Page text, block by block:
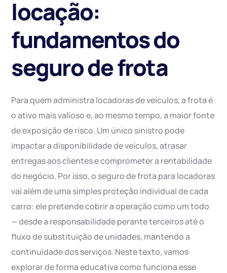
locação:
fundamentos do
seguro de frota
Para quem administra locadoras de veículos, a frota é
o ativo mais valioso e, ao mesmo tempo, a maior fonte
de exposição de risco. Um único sinistro pode
impactar a disponibilidade de veículos, atrasar
entregas aos clientes e comprometer a rentabilidade
do negócio. Por isso, o seguro de frota para locadoras
vai além de uma simples proteção individual de cada
carro: ele pretende cobrir a operação como um todo
— desde a responsabilidade perante terceiros até o
fluxo de substituição de unidades, mantendo a
continuidade dos serviços. Neste texto, vamos
explorar de forma educativa como funciona esse